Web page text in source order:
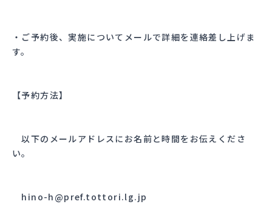
・ご予約後、実施についてメールで詳細を連絡差し上げま
す。
【予約方法】
以下のメールアドレスにお名前と時間をお伝えくださ
い。
hino-h@pref.tottori.lg.jp